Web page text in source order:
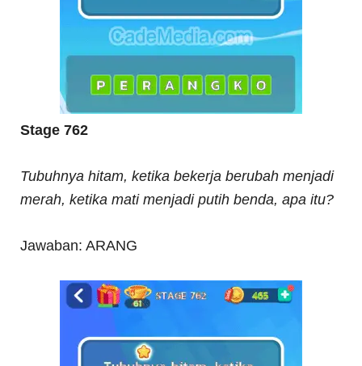
Stage 762
Tubuhnya hitam, ketika bekerja berubah menjadi
merah, ketika mati menjadi putih benda, apa itu?
Jawaban: ARANG